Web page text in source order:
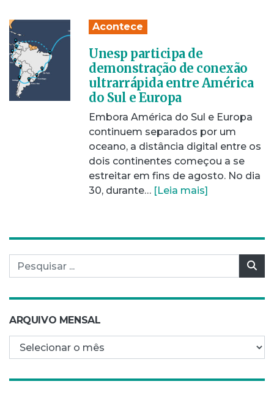
Acontece
Unesp participa de
demonstração de conexão
ultrarrápida entre América
do Sul e Europa
Embora América do Sul e Europa
continuem separados por um
oceano, a distância digital entre os
dois continentes começou a se
estreitar em fins de agosto. No dia
30, durante… [Leia mais]
Pesquisar por:
ARQUIVO MENSAL
Arquivo mensal